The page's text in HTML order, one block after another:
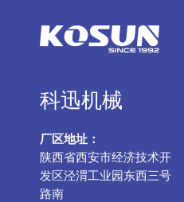
科迅机械
厂区地址：
陕西省西安市经济技术开
发区泾渭工业园东西三号
路南